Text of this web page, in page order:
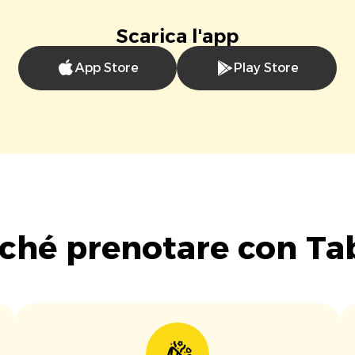
Scarica l'app
App Store Play Store
prenotare con